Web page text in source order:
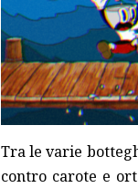
Tra le varie
contro carote e